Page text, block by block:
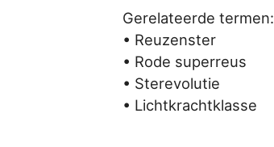
Gerelateerde termen:
• Reuzenster
• Rode superreus
• Sterevolutie
• Lichtkrachtklasse